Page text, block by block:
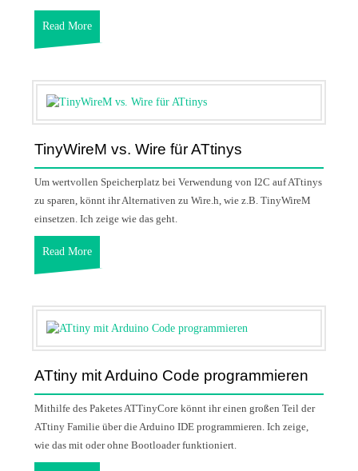
Read More
TinyWireM vs. Wire für ATtinys
Um wertvollen Speicherplatz bei Verwendung von I2C auf ATtinys
zu sparen, könnt ihr Alternativen zu Wire.h, wie z.B. TinyWireM
einsetzen. Ich zeige wie das geht.
Read More
ATtiny mit Arduino Code programmieren
Mithilfe des Paketes ATTinyCore könnt ihr einen großen Teil der
ATtiny Familie über die Arduino IDE programmieren. Ich zeige,
wie das mit oder ohne Bootloader funktioniert.